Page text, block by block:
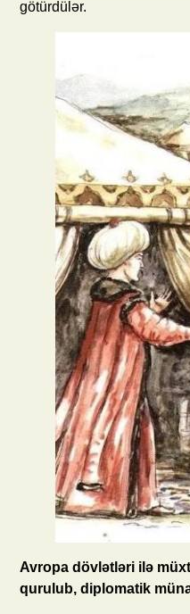
götürdülər.
Avropa dövlətləri ilə
qurulub, diplomatik